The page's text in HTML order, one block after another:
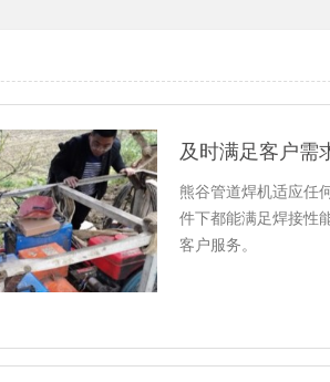
及时满足客户需
熊谷管道焊机适应任
件下都能满足焊接性
客户服务。